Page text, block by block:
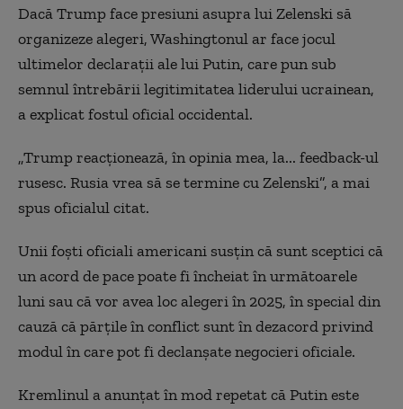
Dacă Trump face presiuni asupra lui Zelenski să
organizeze alegeri, Washingtonul ar face jocul
ultimelor declaraţii ale lui Putin, care pun sub
semnul întrebării legitimitatea liderului ucrainean,
a explicat fostul oficial occidental.
„Trump reacţionează, în opinia mea, la... feedback-ul
rusesc. Rusia vrea să se termine cu Zelenski”, a mai
spus oficialul citat.
Unii foşti oficiali americani susţin că sunt sceptici că
un acord de pace poate fi încheiat în următoarele
luni sau că vor avea loc alegeri în 2025, în special din
cauză că părţile în conflict sunt în dezacord privind
modul în care pot fi declanşate negocieri oficiale.
Kremlinul a anunţat în mod repetat că Putin este